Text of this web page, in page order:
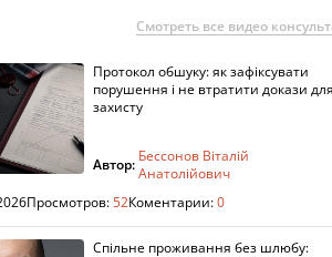
Смотреть все видео
Протокол обшуку: як зафіксувати
порушення і не втратити докази для
захисту
Автор: Бессонов Віталій
Анатолійович
Просмотров:52Коментарии:0
Спільне проживання без шлюбу: